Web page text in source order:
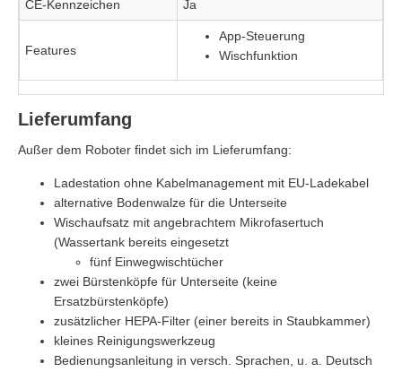
CE-Kennzeichen Ja
Features
App-Steuerung
Wischfunktion
Lieferumfang
Außer dem Roboter findet sich im Lieferumfang:
Ladestation ohne Kabelmanagement mit EU-Ladekabel
alternative Bodenwalze für die Unterseite
Wischaufsatz mit angebrachtem Mikrofasertuch
(Wassertank bereits eingesetzt
fünf Einwegwischtücher
zwei Bürstenköpfe für Unterseite (keine
Ersatzbürstenköpfe)
zusätzlicher HEPA-Filter (einer bereits in Staubkammer)
kleines Reinigungswerkzeug
Bedienungsanleitung in versch. Sprachen, u. a. Deutsch